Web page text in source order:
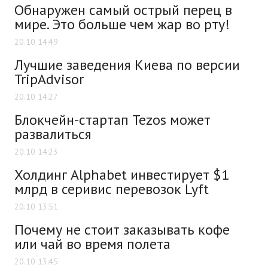
Обнаружен самый острый перец в
мире. Это больше чем жар во рту!
20.10 14:49
Лучшие заведения Киева по версии
TripAdvisor
20.10 14:27
Блокчейн-стартап Tezos может
развалиться
20.10 14:23
Холдинг Alphabet инвестирует $1
млрд в серивис перевозок Lyft
20.10 13:51
Почему не стоит заказывать кофе
или чай во время полета
20.10 13:45